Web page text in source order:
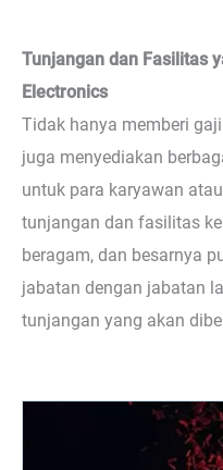
Tunjangan dan Fasilitas
Electronics
Tidak hanya memberi
juga menyediakan
untuk para karyawan
tunjangan dan fasilitas
beragam, dan besarnya
jabatan dengan jabatan
tunjangan yang akan